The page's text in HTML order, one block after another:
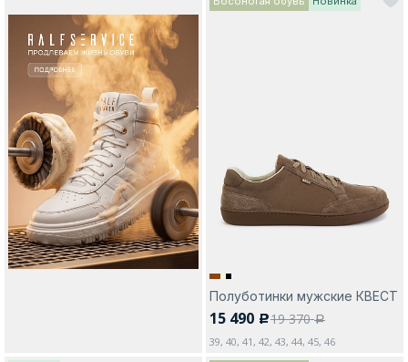
Полуботинки мужские КВЕСТ
15 490 c19 370a
39, 40, 41, 42, 43, 44, 45, 46